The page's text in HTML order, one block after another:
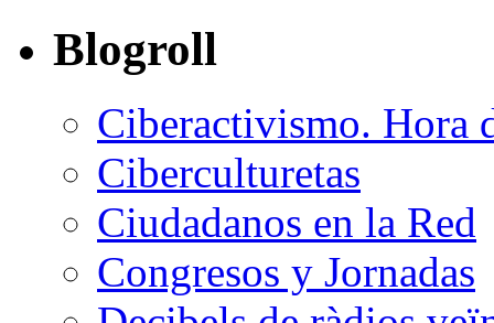
Blogroll
Ciberactivismo. Hora
Ciberculturetas
Ciudadanos en la Red
Congresos y Jornadas